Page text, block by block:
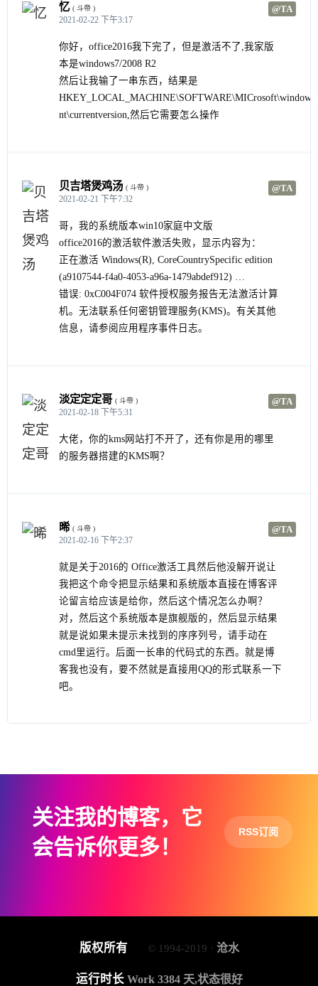
忆 @TA
( 斗帝 )
2021-02-22 下午3:17
你好，office2016我下完了，但是激活不了,我家版
本是windows7/2008 R2
然后让我输了一串东西，结果是
HKEY_LOCAL_MACHINE\SOFTWARE\MICrosoft\windows
nt\currentversion,然后它需要怎么操作
贝吉塔煲鸡汤 @TA
( 斗帝 )
2021-02-21 下午7:32
哥，我的系统版本win10家庭中文版
office2016的激活软件激活失败，显示内容为：
正在激活 Windows(R), CoreCountrySpecific edition
(a9107544-f4a0-4053-a96a-1479abdef912) …
错误: 0xC004F074 软件授权服务报告无法激活计算
机。无法联系任何密钥管理服务(KMS)。有关其他
信息，请参阅应用程序事件日志。
淡定定定哥 @TA
( 斗帝 )
2021-02-18 下午5:31
大佬，你的kms网站打不开了，还有你是用的哪里
的服务器搭建的KMS啊？
晞 @TA
( 斗帝 )
2021-02-16 下午2:37
就是关于2016的 Office激活工具然后他没解开说让
我把这个命令把显示结果和系统版本直接在博客评
论留言给应该是给你，然后这个情况怎么办啊？
对，然后这个系统版本是旗舰版的，然后显示结果
就是说如果未提示未找到的序序列号，请手动在
cmd里运行。后面一长串的代码式的东西。就是博
客我也没有，要不然就是直接用QQ的形式联系一下
吧。
关注我的博客，它
会告诉你更多！
RSS订阅
版权所有 © 1994-2019 · 沧水
运行时长Work 3384 天,状态很好